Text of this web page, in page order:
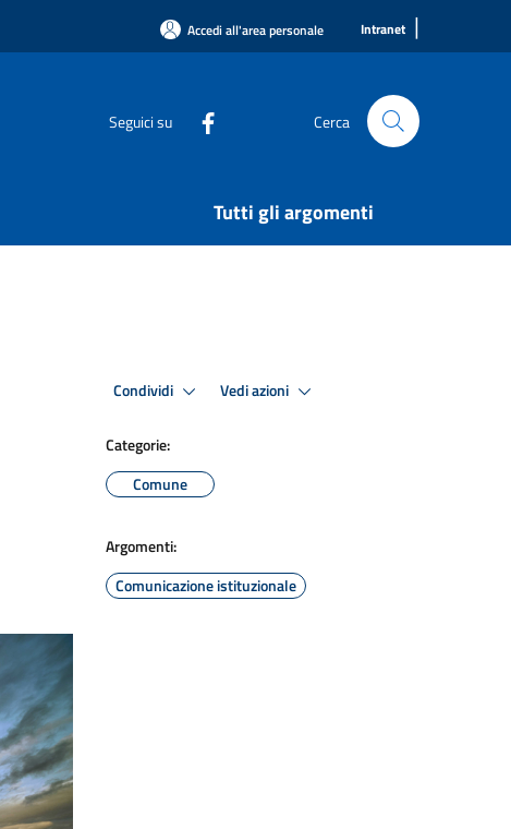
Accedi all'area personale Intranet |
Seguici su Cerca
Tutti gli argomenti
Condividi Vedi azioni
Categorie:
Comune
Argomenti:
Comunicazione istituzionale